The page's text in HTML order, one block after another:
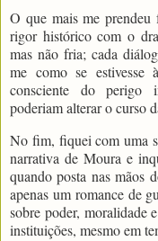
O que mais me
rigor histórico com o
mas não fria; cada
me como se estivesse
consciente do perigo
poderiam alterar o curso
No fim, fiquei com uma
narrativa de Moura e
quando posta nas mãos
apenas um romance de
sobre poder, moralidade
instituições, mesmo em